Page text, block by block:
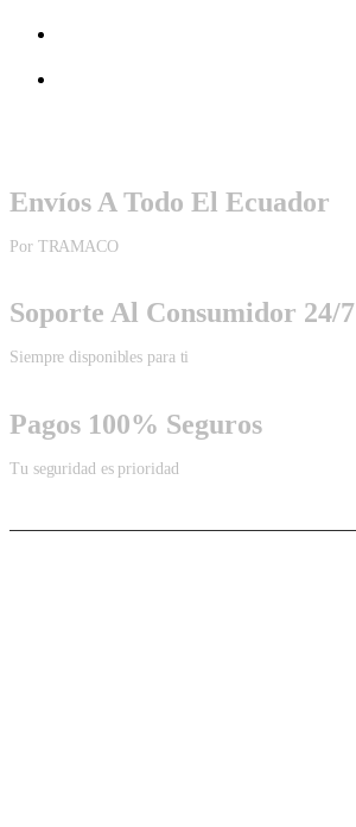
Envíos A Todo El Ecuador
Por TRAMACO
Soporte Al Consumidor 24/7
Siempre disponibles para ti
Pagos 100% Seguros
Tu seguridad es prioridad